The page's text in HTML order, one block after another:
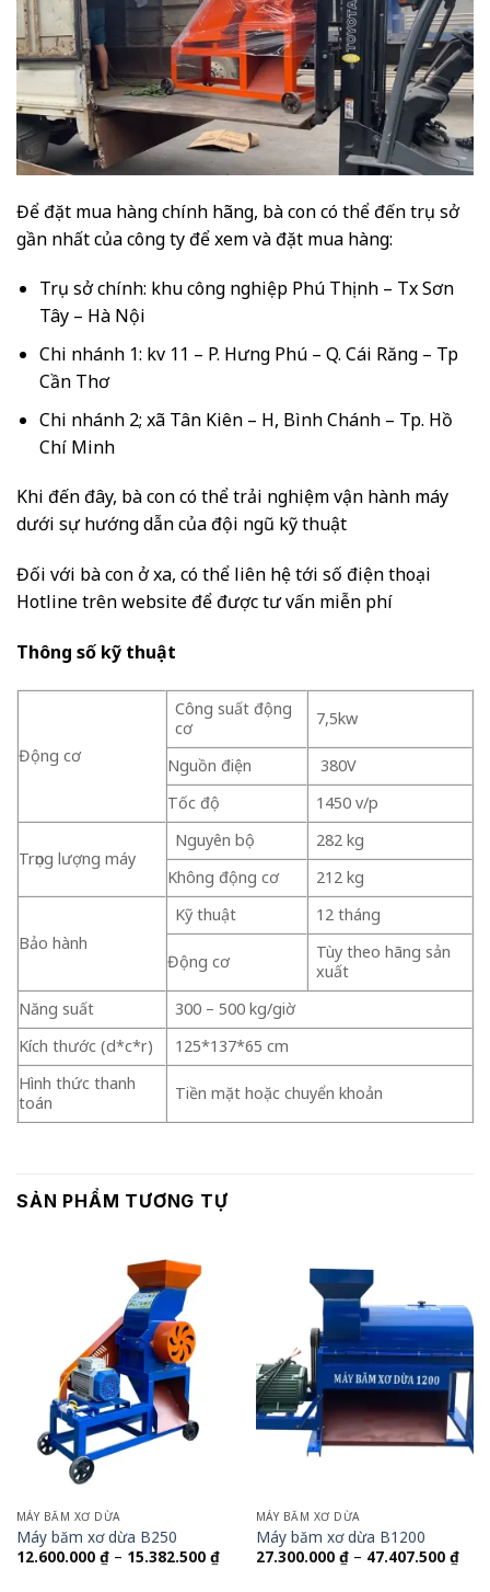
Để đặt mua hàng chính hãng, bà con có thể đến trụ sở
gần nhất của công ty để xem và đặt mua hàng:
Trụ sở chính: khu công nghiệp Phú Thịnh – Tx Sơn
Tây – Hà Nội
Chi nhánh 1: kv 11 – P. Hưng Phú – Q. Cái Răng – Tp
Cần Thơ
Chi nhánh 2; xã Tân Kiên – H, Bình Chánh – Tp. Hồ
Chí Minh
Khi đến đây, bà con có thể trải nghiệm vận hành máy
dưới sự hướng dẫn của đội ngũ kỹ thuật
Đối với bà con ở xa, có thể liên hệ tới số điện thoại
Hotline trên website để được tư vấn miễn phí
Thông số kỹ thuật
Động cơ
Công suất động
cơ
7,5kw
Nguồn điện
380V
Tốc độ
1450 v/p
Trọng lượng máy
Nguyên bộ
282 kg
Không động cơ
212 kg
Bảo hành
Kỹ thuật 12 tháng
Động cơ
Tùy theo hãng sản
xuất
Năng suất
300 – 500 kg/giờ
Kích thước (d*c*r)
125*137*65 cm
Hình thức thanh
toán
Tiền mặt hoặc chuyển khoản
SẢN PHẨM TƯƠNG TỰ
MÁY BĂM XƠ DỪA
Máy băm xơ dừa B250
12.600.000 ₫ – 15.382.500 ₫Khoảng
giá:
MÁY BĂM XƠ DỪA
Máy băm xơ dừa B1200
27.300.000 ₫ – 47.407.500 ₫
giá: